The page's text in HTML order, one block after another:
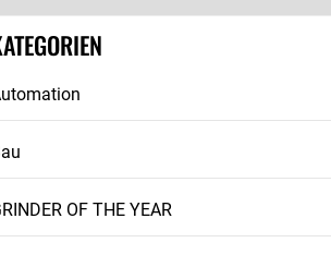
OF THE YEAR